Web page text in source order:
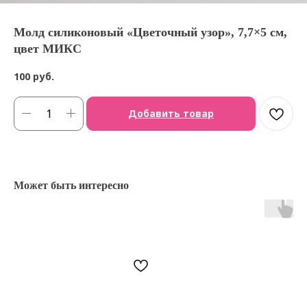
Молд силиконовый «Цветочный узор», 7,7×5 см,
цвет МИКС
100 руб.
Добавить товар
Может быть интересно